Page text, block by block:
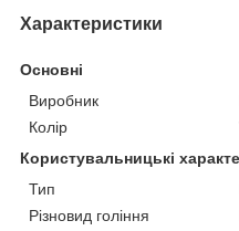
Характеристики
Основні
Виробник
Колір
Користувальницькі
Тип
Різновид гоління